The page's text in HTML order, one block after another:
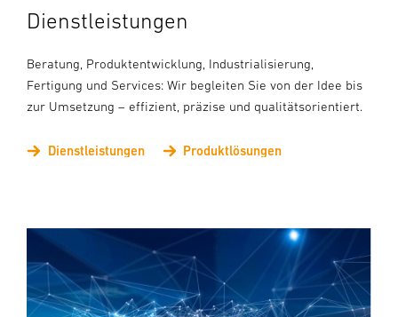
Dienstleistungen
Beratung, Produktentwicklung, Industrialisierung,
Fertigung und Services: Wir begleiten Sie von der Idee bis
zur Umsetzung – effizient, präzise und qualitätsorientiert.
Dienstleistungen Produktlösungen